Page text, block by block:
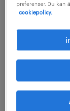
effektiv
bygga upp
preferenser. Du kan
cookiepolicy.